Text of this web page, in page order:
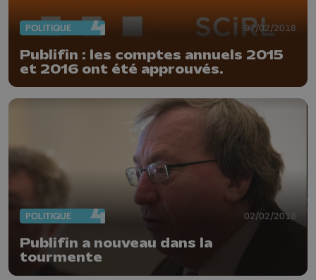
POLITIQUE 07/02/2018
Publifin : les comptes annuels 2015
et 2016 ont été approuvés.
POLITIQUE 02/02/2018
Publifin a nouveau dans la
tourmente